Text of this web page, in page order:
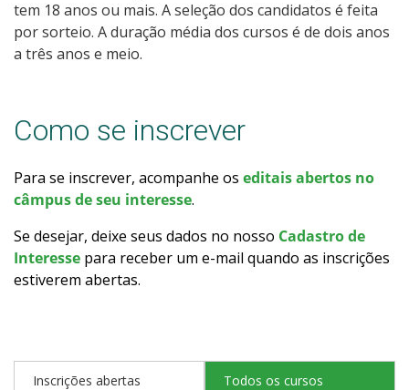
Educação de Jovens e Adultos
PartiuIF
Parcerias
Processo de Inscrição
Como posso estudar no IFSC?
tem 18 anos ou mais. A seleção dos candidatos é feita
por sorteio. A duração média dos cursos é de dois anos
a três anos e meio.
Como se inscrever
Para se inscrever, acompanhe os editais abertos no
câmpus de seu interesse.
Se desejar, deixe seus dados no nosso Cadastro de
Interesse para receber um e-mail quando as inscrições
estiverem abertas.
Inscrições abertas Todos os cursos